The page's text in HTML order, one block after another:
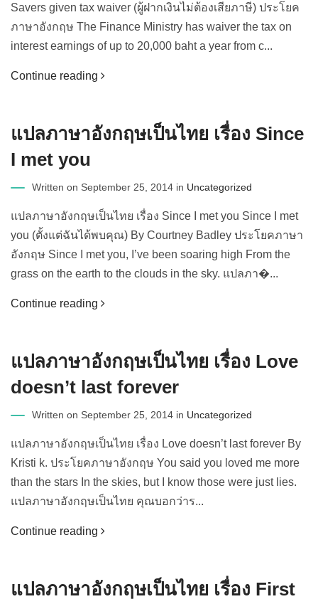
Savers given tax waiver (ผู้ฝากเงินไม่ต้องเสียภาษี) ประโยค
ภาษาอังกฤษ The Finance Ministry has waiver the tax on
interest earnings of up to 20,000 baht a year from c...
Continue reading
แปลภาษาอังกฤษเป็นไทย เรื่อง Since
I met you
Written on September 25, 2014 in Uncategorized
แปลภาษาอังกฤษเป็นไทย เรื่อง Since I met you Since I met
you (ตั้งแต่ฉันได้พบคุณ) By Courtney Badley ประโยคภาษา
อังกฤษ Since I met you, I’ve been soaring high From the
grass on the earth to the clouds in the sky. แปลภา�...
Continue reading
แปลภาษาอังกฤษเป็นไทย เรื่อง Love
doesn’t last forever
Written on September 25, 2014 in Uncategorized
แปลภาษาอังกฤษเป็นไทย เรื่อง Love doesn’t last forever By
Kristi k. ประโยคภาษาอังกฤษ You said you loved me more
than the stars In the skies, but I know those were just lies.
แปลภาษาอังกฤษเป็นไทย คุณบอกว่าร...
Continue reading
แปลภาษาอังกฤษเป็นไทย เรื่อง First